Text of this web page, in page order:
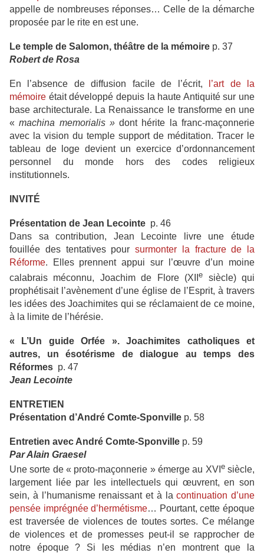
appelle de nombreuses réponses… Celle de la démarche
proposée par le rite en est une.
Le temple de Salomon, théâtre de la mémoire p. 37
Robert de Rosa
En l’absence de diffusion facile de l’écrit,
l’art de la
mémoire était développé depuis la haute Antiquité sur une
base architecturale. La Renaissance le transforme en une
«machina memorialis »dont hérite la franc-maçonnerie
avec la vision du temple support de méditation. Tracer le
tableau de loge devient un exercice d’ordonnancement
personnel du monde hors des codes religieux
institutionnels.
INVITÉ
Présentation de Jean Lecointe p. 46
Dans sa contribution, Jean Lecointe livre une étude
fouillée des tentatives pour surmonter la fracture de la
Réforme. Elles prennent appui sur l’œuvre d’un moine
calabrais méconnu, Joachim de Flore (XIIe siècle) qui
prophétisait l’avènement d’une église de l’Esprit, à travers
les idées des Joachimites qui se réclamaient de ce moine,
à la limite de l’hérésie.
« L’Un guide Orfée ». Joachimites catholiques et
autres, un ésotérisme de dialogue au temps des
Réformes p. 47
Jean Lecointe
ENTRETIEN
Présentation d’André Comte-Sponville p. 58
Entretien avec André Comte-Sponville p. 59
Par Alain Graesel
Une sorte de « proto-maçonnerie » émerge au XVI e siècle,
largement liée par les intellectuels qui œuvrent, en son
sein, à l’humanisme renaissant et à lacontinuation d’une
pensée imprégnée d’hermétisme… Pourtant, cette époque
est traversée de violences de toutes sortes. Ce mélange
de violences et de promesses peut-il se rapprocher de
notre époque ? Si les médias n’en montrent que la